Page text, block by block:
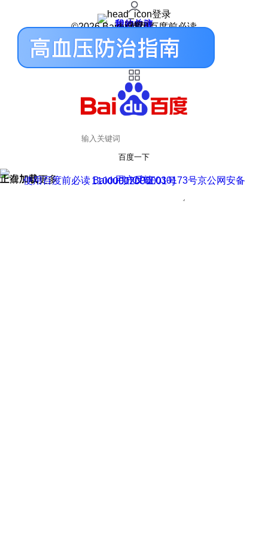
登录
我的关注
我的收藏
皮肤中心
用户反馈
设置
©2026 Baidu 使用百度前必读
百度一下
正在加载
上滑加载更多 用户反馈
使用百度前必读 Baidu 京ICP证030173号
京公网安备11000002000001号